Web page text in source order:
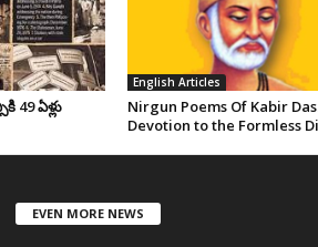
49 ఏళ్లు
English Articles
Nirgun Poems Of Kabir
Devotion to the Formless
EVEN MORE NEWS